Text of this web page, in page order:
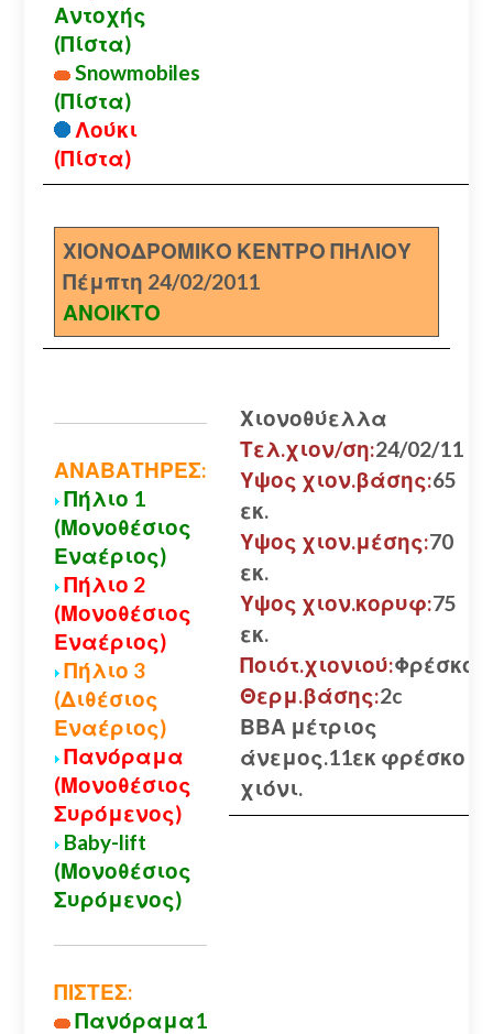
Αντοχής
(Πίστα)
Snowmobiles
(Πίστα)
Λούκι
(Πίστα)
ΧΙΟΝΟΔΡΟΜΙΚΟ ΚΕΝΤΡΟ ΠΗΛΙΟΥ
Πέμπτη 24/02/2011
ΑΝΟΙΚΤΟ
ΑΝΑΒΑΤΗΡΕΣ:
Πήλιο 1
(Μονοθέσιος
Εναέριος)
Πήλιο 2
(Μονοθέσιος
Εναέριος)
Πήλιο 3
(Διθέσιος
Εναέριος)
Πανόραμα
(Μονοθέσιος
Συρόμενος)
Baby-lift
(Μονοθέσιος
Συρόμενος)
ΠΙΣΤΕΣ:
Πανόραμα1
Χιονοθύελλα
Τελ.χιον/ση:24/02/11
Υψος χιον.βάσης:65
εκ.
Υψος χιον.μέσης:70
εκ.
Υψος χιον.κορυφ:75
εκ.
Ποιότ.χιονιού:Φρέσκο
Θερμ.βάσης:2c
ΒΒΑ μέτριος
άνεμος.11εκ φρέσκο
χιόνι.